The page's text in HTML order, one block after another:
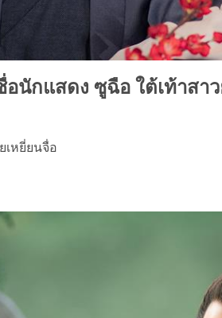
อนักแสดง ซูฉือ ใต้เท้าสา
เหยี่ยนจื่อ